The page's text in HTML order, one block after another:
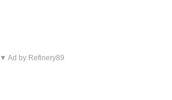
▼ Ad by Refinery89